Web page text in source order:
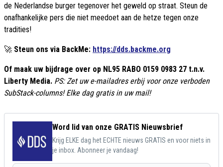
de Nederlandse burger tegenover het geweld op straat. Steun de
onafhankelijke pers die niet meedoet aan de hetze tegen onze
tradities!
🚀 Steun ons via BackMe: https://dds.backme.org
Of maak uw bijdrage over op NL95 RABO 0159 0983 27 t.n.v.
Liberty Media. PS: Zet uw e-mailadres erbij voor onze verboden
SubStack-columns! Elke dag gratis in uw mail!
Word lid van onze GRATIS Nieuwsbrief
Krijg ELKE dag het ECHTE nieuws GRATIS en voor niets in
je inbox. Abonneer je vandaag!